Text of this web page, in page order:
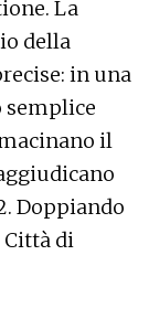
La
della
in una
semplice
il
Doppiando
Città di